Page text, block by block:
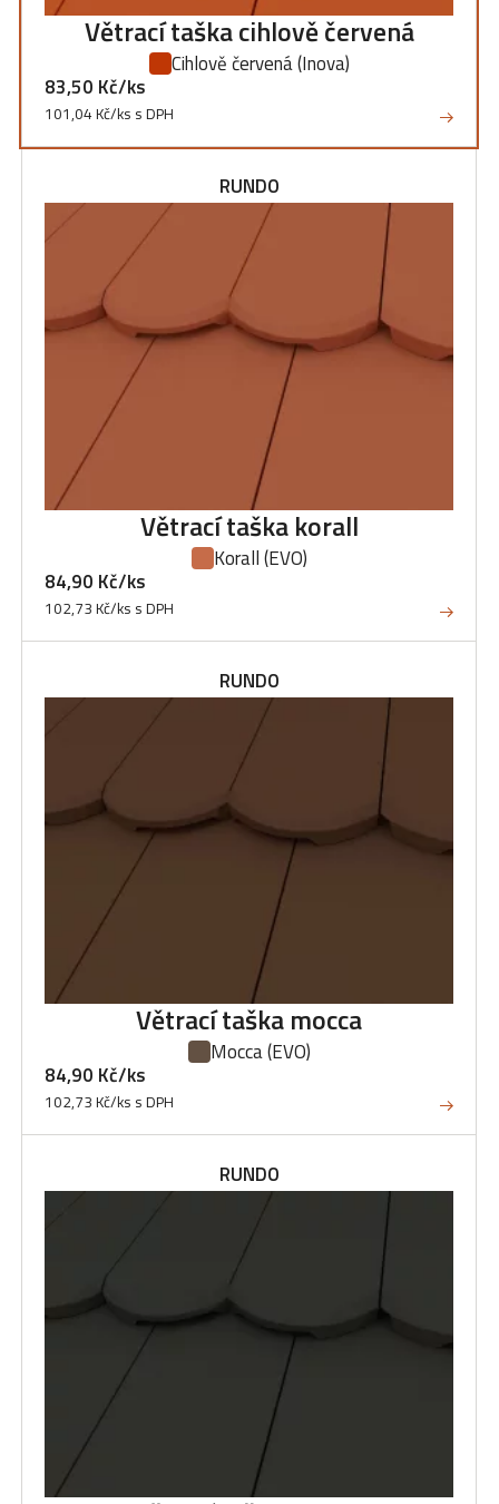
Větrací taška cihlově červená
Cihlově červená(Inova)
83,50 Kč/ks
101,04 Kč/ks s DPH
RUNDO
Větrací taška korall
Korall(EVO)
84,90 Kč/ks
102,73 Kč/ks s DPH
RUNDO
Větrací taška mocca
Mocca(EVO)
84,90 Kč/ks
102,73 Kč/ks s DPH
RUNDO